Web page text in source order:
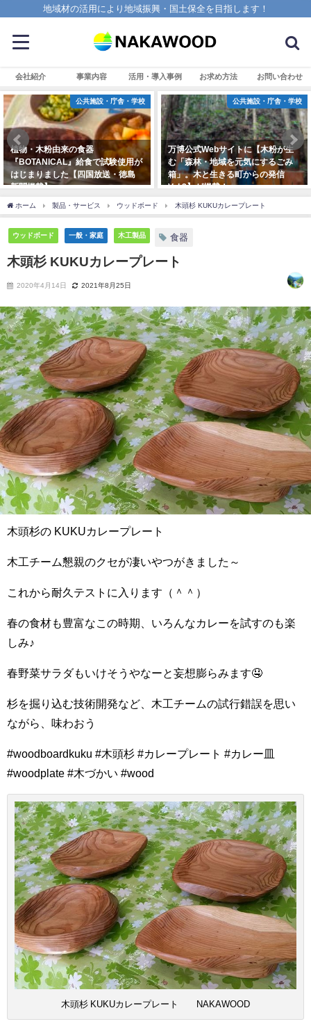
地域材の活用により地域振興・国土保全を目指します！
会社紹介 事業内容 活用・導入事例 お求め方法 お問い合わせ
公共施設・庁舎・学校
植物・木粉由来の食器
『BOTANICAL』給食で試験使用が
はじまりました【四国放送・徳島
新聞掲載】
2023年11月9日
公共施設・庁舎・学校
万博公式Webサイトに【木粉が生
む「森林・地域を元気にするごみ
箱」。木と生きる町からの発信
Vol.3】が掲載！
2025年3月7日
ホーム 製品・サービス ウッドボード 木頭杉 KUKUカレープレート
ウッドボード 一般・家庭 木工製品 食器
木頭杉 KUKUカレープレート
2020年4月14日 2021年8月25日
木頭杉の KUKUカレープレート
木工チーム懇親のクセが凄いやつがきました～
これから耐久テストに入ります（＾＾）
春の食材も豊富なこの時期、いろんなカレーを試すのも楽
しみ♪
春野菜サラダもいけそうやなーと妄想膨らみます🤤
杉を掘り込む技術開発など、木工チームの試行錯誤を思い
ながら、味わおう
#woodboardkuku #木頭杉 #カレープレート #カレー皿
#woodplate #木づかい #wood
木頭杉 KUKUカレープレート NAKAWOOD